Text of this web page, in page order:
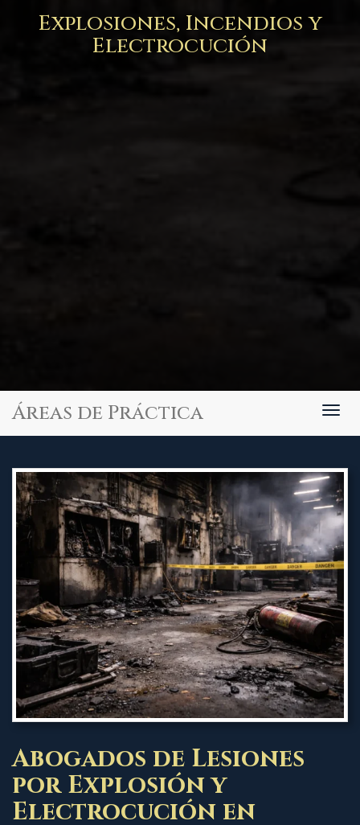
Explosiones, Incendios y
Electrocución
Áreas de Práctica
Abogados de Lesiones
por Explosión y
Electrocución en